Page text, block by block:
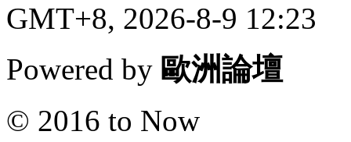
GMT+8, 2026-8-9 12:23
Powered by 歐洲論壇
© 2016 to Now